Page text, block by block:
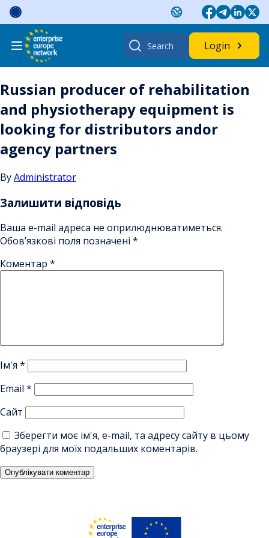
Skip
content
Search
for:
Login
Russian producer of rehabilitation
and physiotherapy equipment is
looking for distributors andor
agency partners
ByAdministrator
Залишити відповідь
Ваша e-mail адреса не оприлюднюватиметься.
Обов’язкові поля позначені *
Коментар *
Ім'я *
Email *
Сайт
Зберегти моє ім'я, e-mail, та адресу сайту в цьому
браузері для моїх подальших коментарів.